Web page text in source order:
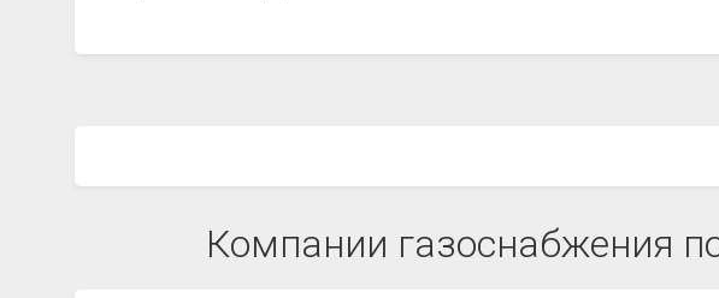
Компании газоснабжения